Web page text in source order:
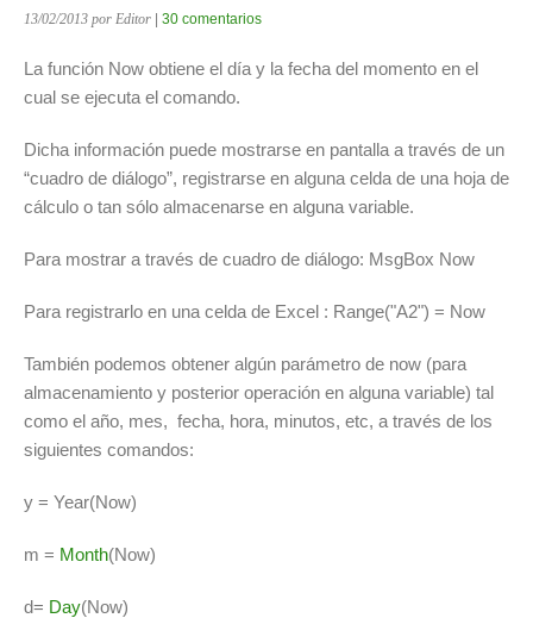
13/02/2013 por Editor 30 comentarios
La función Now obtiene el día y la fecha del momento en el
cual se ejecuta el comando.
Dicha información puede mostrarse en pantalla a través de un
“cuadro de diálogo”, registrarse en alguna celda de una hoja de
cálculo o tan sólo almacenarse en alguna variable.
Para mostrar a través de cuadro de diálogo: MsgBox Now
Para registrarlo en una celda de Excel : Range("A2") = Now
También podemos obtener algún parámetro de now (para
almacenamiento y posterior operación en alguna variable) tal
como el año, mes, fecha, hora, minutos, etc, a través de los
siguientes comandos:
y = Year(Now)
m = Month(Now)
d= Day(Now)